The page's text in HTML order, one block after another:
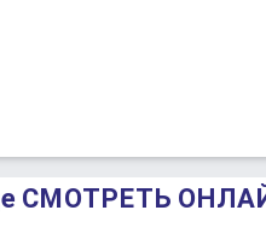
СМОТРЕТЬ